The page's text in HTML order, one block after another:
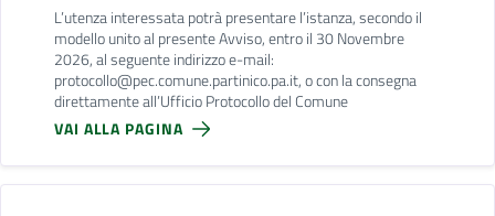
L’utenza interessata potrà presentare l’istanza, secondo il
modello unito al presente Avviso, entro il 30 Novembre
2026, al seguente indirizzo e-mail:
protocollo@pec.comune.partinico.pa.it, o con la consegna
direttamente all’Ufficio Protocollo del Comune
VAI ALLA PAGINA